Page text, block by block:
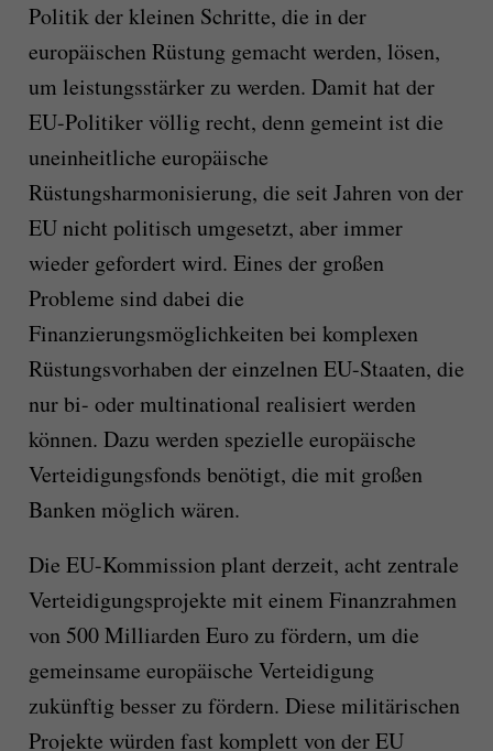
Politik der kleinen Schritte, die in der
europäischen Rüstung gemacht werden, lösen,
um leistungsstärker zu werden. Damit hat der
EU-Politiker völlig recht, denn gemeint ist die
uneinheitliche europäische
Rüstungsharmonisierung, die seit Jahren von der
EU nicht politisch umgesetzt, aber immer
wieder gefordert wird. Eines der großen
Probleme sind dabei die
Finanzierungsmöglichkeiten bei komplexen
Rüstungsvorhaben der einzelnen EU-Staaten, die
nur bi- oder multinational realisiert werden
können. Dazu werden spezielle europäische
Verteidigungsfonds benötigt, die mit großen
Banken möglich wären.
Die EU-Kommission plant derzeit, acht zentrale
Verteidigungsprojekte mit einem Finanzrahmen
von 500 Milliarden Euro zu fördern, um die
gemeinsame europäische Verteidigung
zukünftig besser zu fördern. Diese militärischen
Projekte würden fast komplett von der EU